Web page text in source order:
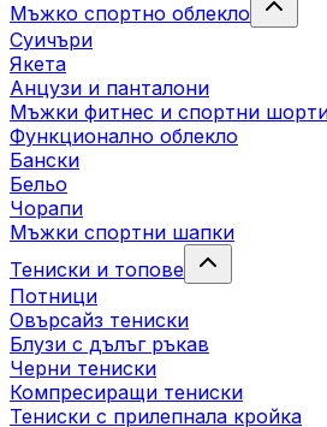
Мъжко спортно облекло
Суичъри
Якета
Aнцузи и панталони
Mъжки фитнес и спортни
Функционално облекло
Бански
Бельо
Чорапи
Mъжки спортни шапки
Тениски и топове
Потници
Овърсайз тениски
Блузи с дълъг ръкав
Черни тениски
Компресиращи тениски
Тениски с прилепнала кройка